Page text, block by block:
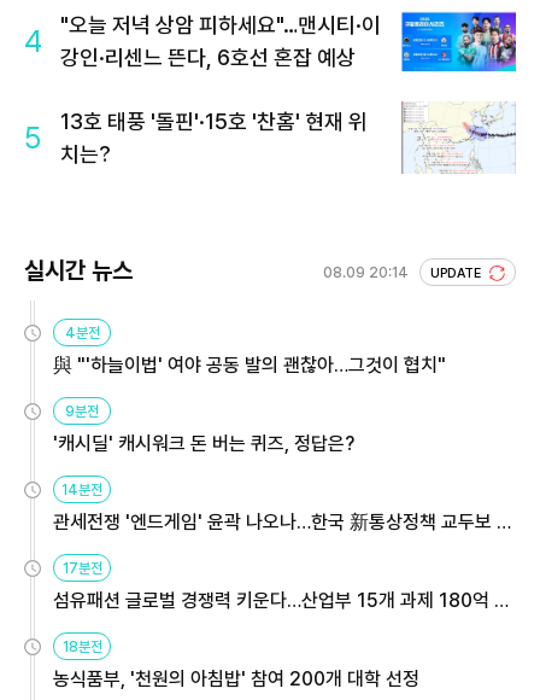
4
"오늘 저녁 상암 피하세요"…맨시티·이
강인·리센느 뜬다, 6호선 혼잡 예상
5
13호 태풍 '돌핀'·15호 '찬홈' 현재 위
치는?
실시간 뉴스 08.09 20:14 UPDATE
4분전
與 "'하늘이법' 여야 공동 발의 괜찮아…그것이 협치"
9분전
'캐시딜' 캐시워크 돈 버는 퀴즈, 정답은?
14분전
관세전쟁 '엔드게임' 윤곽 나오나…한국 新통상정책 교두보 활
용해야
17분전
섬유패션 글로벌 경쟁력 키운다…산업부 15개 과제 180억 지
원
18분전
농식품부, '천원의 아침밥' 참여 200개 대학 선정